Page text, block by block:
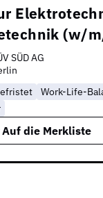
(w/
SÜD AG
Work-Life-
Auf die Merkliste